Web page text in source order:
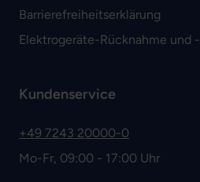
Barrierefreiheitserklärung
Elektrogeräte-Rücknahme und
Kundenservice
+49 7243 20000-0
Mo-Fr, 09:00 - 17:00 Uhr